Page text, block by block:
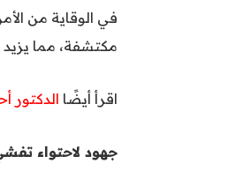
في الوقاية من
مكتشفة، مما
اقرأ أيضًا
جهود لاحتواء